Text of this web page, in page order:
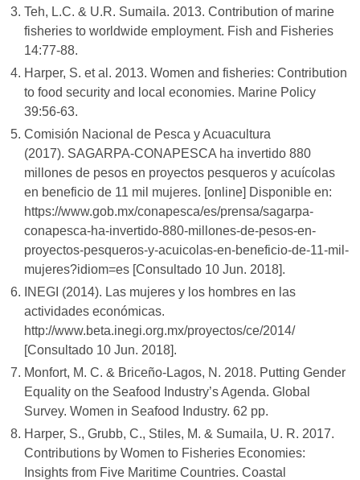
Teh, L.C. & U.R. Sumaila. 2013. Contribution of marine
fisheries to worldwide employment. Fish and Fisheries
14:77-88.
Harper, S. et al. 2013. Women and fisheries: Contribution
to food security and local economies. Marine Policy
39:56-63.
Comisión Nacional de Pesca y Acuacultura
(2017). SAGARPA-CONAPESCA ha invertido 880
millones de pesos en proyectos pesqueros y acuícolas
en beneficio de 11 mil mujeres. [online] Disponible en:
https://www.gob.mx/conapesca/es/prensa/sagarpa-
conapesca-ha-invertido-880-millones-de-pesos-en-
proyectos-pesqueros-y-acuicolas-en-beneficio-de-11-mil-
mujeres?idiom=es [Consultado 10 Jun. 2018].
INEGI (2014). Las mujeres y los hombres en las
actividades económicas.
http://www.beta.inegi.org.mx/proyectos/ce/2014/
[Consultado 10 Jun. 2018].
Monfort, M. C. & Briceño-Lagos, N. 2018. Putting Gender
Equality on the Seafood Industry’s Agenda. Global
Survey. Women in Seafood Industry. 62 pp.
Harper, S., Grubb, C., Stiles, M. & Sumaila, U. R. 2017.
Contributions by Women to Fisheries Economies:
Insights from Five Maritime Countries. Coastal